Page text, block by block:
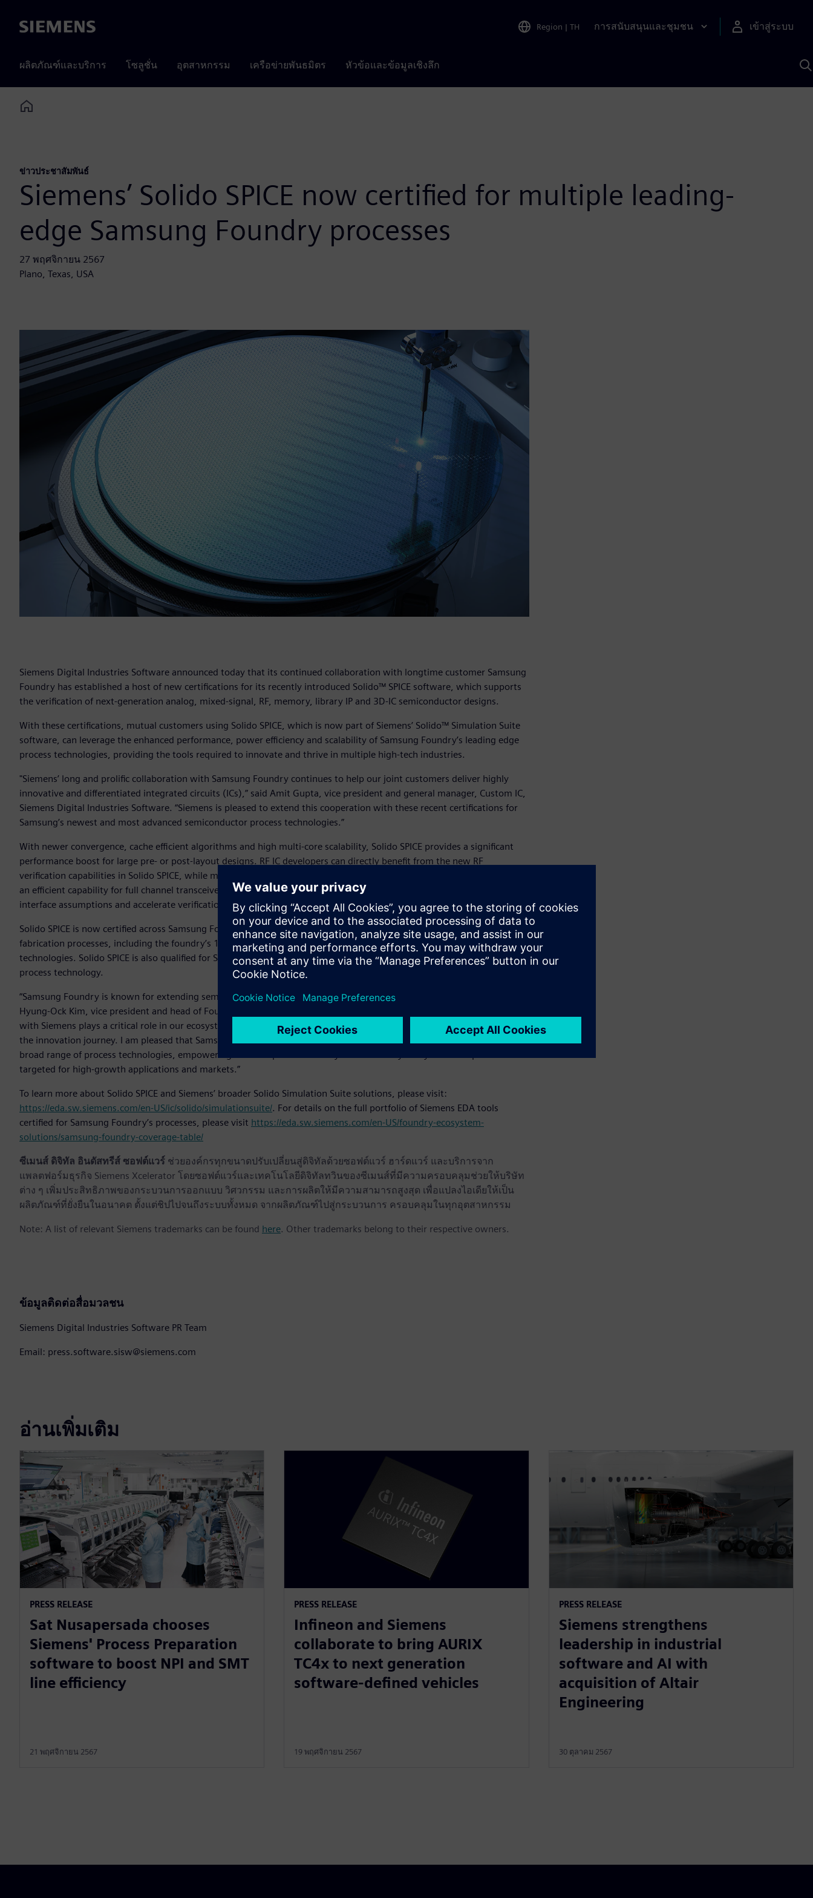
Siemens Region | TH การสนับสนุนและชุมชน เข้าสู่ระบบ
ผลิตภัณฑ์และบริการ โซลูชั่น อุตสาหกรรม เครือข่ายพันธมิตร หัวข้อและข้อมูลเชิงลึก
Home
ข่าวประชาสัมพันธ์
Siemens’ Solido SPICE now certified for multiple leading-
edge Samsung Foundry processes
27 พฤศจิกายน 2567
Plano, Texas, USA
Siemens Digital Industries Software announced today that its continued collaboration with longtime customer Samsung
Foundry has established a host of new certifications for its recently introduced Solido™ SPICE software, which supports
the verification of next-generation analog, mixed-signal, RF, memory, library IP and 3D-IC semiconductor designs.
With these certifications, mutual customers using Solido SPICE, which is now part of Siemens’ Solido™ Simulation Suite
software, can leverage the enhanced performance, power efficiency and scalability of Samsung Foundry’s leading edge
process technologies, providing the tools required to innovate and thrive in multiple high-tech industries.
"Siemens’ long and prolific collaboration with Samsung Foundry continues to help our joint customers deliver highly
innovative and differentiated integrated circuits (ICs),” said Amit Gupta, vice president and general manager, Custom IC,
Siemens Digital Industries Software. “Siemens is pleased to extend this cooperation with these recent certifications for
Samsung’s newest and most advanced semiconductor process technologies.”
With newer convergence, cache efficient algorithms and high multi-core scalability, Solido SPICE provides a significant
performance boost for large pre- or post-layout designs. RF IC developers can directly benefit from the new RF
verification capabilities in Solido SPICE, while multi-die, 2.5D, 3D and memory interface developers can now experience
an efficient capability for full channel transceiver verification that includes equalization, which can drastically reduce
interface assumptions and accelerate verification.
Solido SPICE is now certified across Samsung Foundry’s fin field-effect transistor (FinFET) and gate all-around (GAA)
fabrication processes, including the foundry’s 14LPU, 14LPP, 8LPP, 5LPE, SF4P/4LPP, SF4/4LPE, SF3(3GAP), SF3P and SF2
technologies. Solido SPICE is also qualified for Samsung Foundry’s fully depleted-silicon on insulator (FD-SOI) 18FDS
process technology.
“Samsung Foundry is known for extending semiconductor physics to new heights with each technology transition,” said
Hyung-Ock Kim, vice president and head of Foundry Design Technology Team, Samsung Electronics. “Our collaboration
with Siemens plays a critical role in our ecosystem to help ensure EDA verification enablement is in lock-step throughout
the innovation journey. I am pleased that Samsung Foundry has certified Siemens’ newly released Solido SPICE across a
broad range of process technologies, empowering IC developers to robustly and accurately verify their complex ICs
targeted for high-growth applications and markets.”
To learn more about Solido SPICE and Siemens’ broader Solido Simulation Suite solutions, please visit:
https://eda.sw.siemens.com/en-US/ic/solido/simulationsuite/. For details on the full portfolio of Siemens EDA tools
certified for Samsung Foundry’s processes, please visit https://eda.sw.siemens.com/en-US/foundry-ecosystem-
solutions/samsung-foundry-coverage-table/
ซีเมนส์ ดิจิทัล อินดัสทรีส์ ซอฟต์แวร์ ช่วยองค์กรทุกขนาดปรับเปลี่ยนสู่ดิจิทัลด้วยซอฟต์แวร์ ฮาร์ดแวร์ และบริการจาก
แพลตฟอร์มธุรกิจ Siemens Xcelerator โดยซอฟต์แวร์และเทคโนโลยีดิจิทัลทวินของซีเมนส์ที่มีความครอบคลุมช่วยให้บริษัท
ต่าง ๆ เพิ่มประสิทธิภาพของกระบวนการออกแบบ วิศวกรรม และการผลิตให้มีความสามารถสูงสุด เพื่อแปลงไอเดียให้เป็น
ผลิตภัณฑ์ที่ยั่งยืนในอนาคต ตั้งแต่ชิปไปจนถึงระบบทั้งหมด จากผลิตภัณฑ์ไปสู่กระบวนการ ครอบคลุมในทุกอุตสาหกรรม
Note: A list of relevant Siemens trademarks can be found here. Other trademarks belong to their respective owners.
ข้อมูลติดต่อสื่อมวลชน
Siemens Digital Industries Software PR Team
Email: press.software.sisw@siemens.com
อ่านเพิ่มเติม
PRESS RELEASE
Sat Nusapersada chooses
Siemens' Process Preparation
software to boost NPI and SMT
line efficiency
21 พฤศจิกายน 2567
PRESS RELEASE
Infineon and Siemens
collaborate to bring AURIX
TC4x to next generation
software-defined vehicles
19 พฤศจิกายน 2567
PRESS RELEASE
Siemens strengthens
leadership in industrial
software and AI with
acquisition of Altair
Engineering
30 ตุลาคม 2567